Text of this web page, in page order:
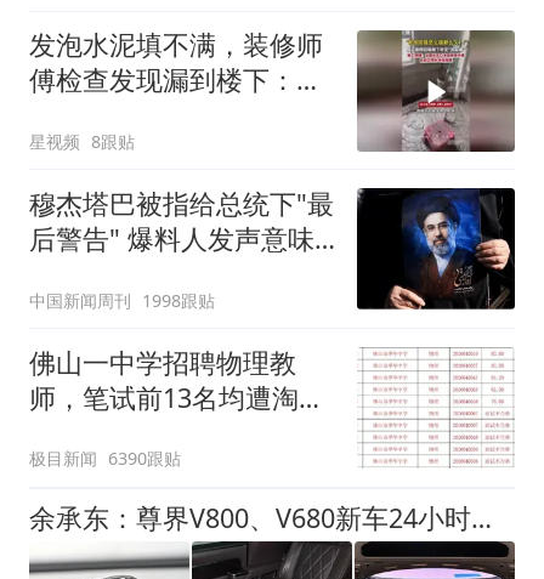
发泡水泥填不满，装修师
傅检查发现漏到楼下：出
星视频 8跟贴
穆杰塔巴被指给总统下"最
后警告" 爆料人发声意味
中国新闻周刊 1998跟贴
佛山一中学招聘物理教
师，笔试前13名均遭淘
聘，成立调查组全面核查
极目新闻 6390跟贴
余承东：尊界V800、V680新车24小时大定突破3500台